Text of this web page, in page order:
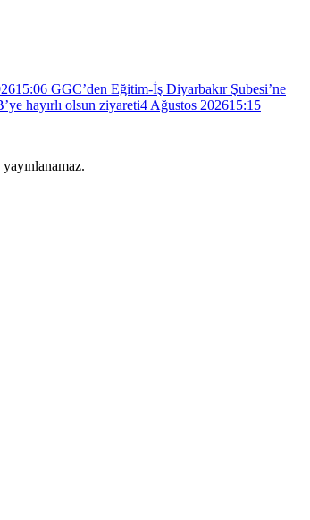
15:06 GGC’den Eğitim-İş Diyarbakır Şubesi’ne
hayırlı olsun ziyareti4 Ağustos 202615:15